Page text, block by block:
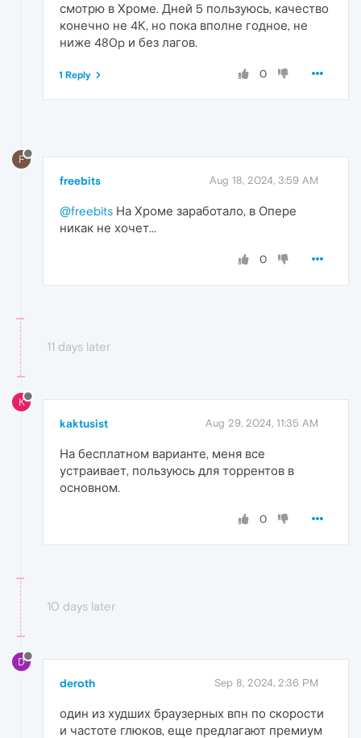
смотрю в Хроме. Дней 5 пользуюсь, качество
конечно не 4К, но пока вполне годное, не
ниже 480p и без лагов.
0
1 Reply
F
freebits Aug 18, 2024, 3:59 AM
@freebits На Хроме заработало, в Опере
никак не хочет...
0
11 days later
K
kaktusist Aug 29, 2024, 11:35 AM
На бесплатном варианте, меня все
устраивает, пользуюсь для торрентов в
основном.
0
10 days later
D
deroth Sep 8, 2024, 2:36 PM
один из худших браузерных впн по скорости
и частоте глюков, еще предлагают премиум